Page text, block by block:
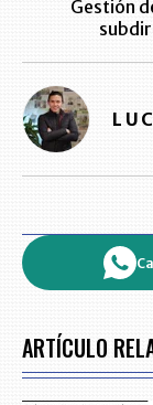
Gestión
ARTÍCULO